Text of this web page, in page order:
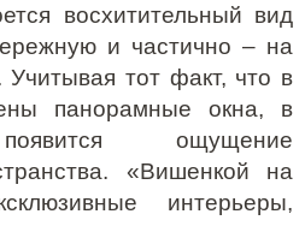
восхитительный вид
и частично – на
тот факт, что в
панорамные окна, в
ощущение
«Вишенкой на
интерьеры,